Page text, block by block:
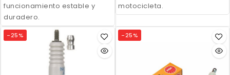
funcionamiento estable y
duradero.
motocicleta.
-25% -25%